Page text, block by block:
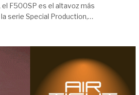
el F500SP es el altavoz más
serie Special Production,…